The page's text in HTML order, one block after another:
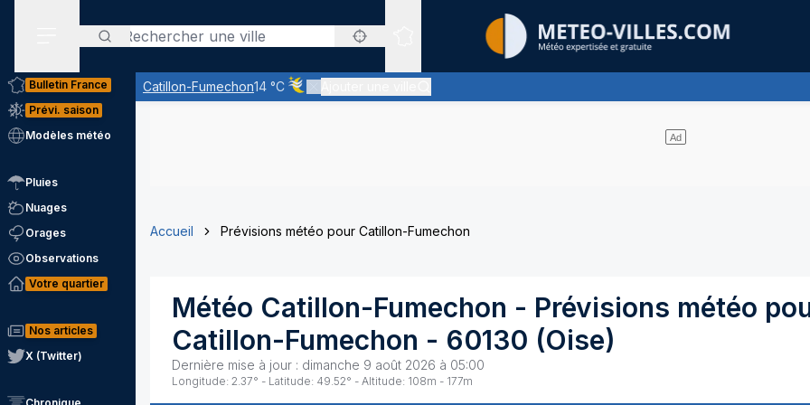
Rechercher
Sites expertis&eacute;s
Catillon-Fumechon14 °C
Ciel voilé par des nuages d'altitude, ternissant plus ou moins l'éclat du soleil
Bulletin France
Prévi. saison
Modèles météo
Pluies
Nuages
Orages
Observations
Votre quartier
Nos articles
X (Twitter)
Accueil Prévisions météo pour Catillon-Fumechon
Météo Catillon-Fumechon - Prévisions météo
Catillon-Fumechon - 60130 (Oise)
Dernière mise à jour : dimanche 9 août 2026 à 05:00
Longitude: 2.37° - Latitude: 49.52° - Altitude: 108m - 177m